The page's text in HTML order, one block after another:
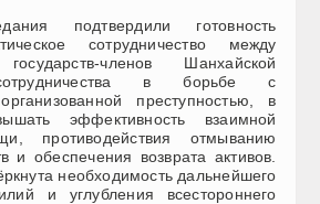
подтвердили готовность
сотрудничество между
членов Шанхайской
в борьбе с
преступностью, в
эффективность взаимной
противодействия отмыванию
и обеспечения возврата активов.
необходимость дальнейшего
и углубления всестороннего